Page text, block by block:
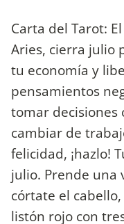
Carta del Tarot:
Aries, cierra julio
tu economía y
pensamientos
tomar decisiones
cambiar de
felicidad, ¡hazlo!
julio. Prende una
córtate el
listón rojo con